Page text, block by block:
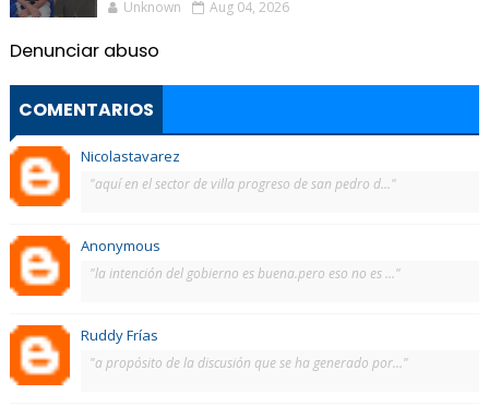
Unknown Aug 04, 2026
Denunciar abuso
COMENTARIOS
Nicolastavarez
"aquí en el sector de villa progreso de san pedro d..."
Anonymous
"la intención del gobierno es buena.pero eso no es ..."
Ruddy Frías
"a propósito de la discusión que se ha generado por..."